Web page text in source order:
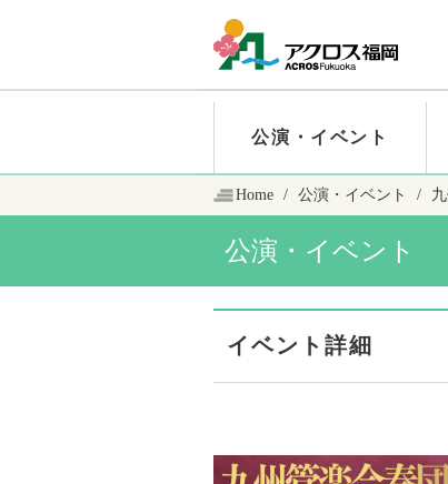
公演・イベント
Home 公演・イベント
公演・イベント
イベント詳細